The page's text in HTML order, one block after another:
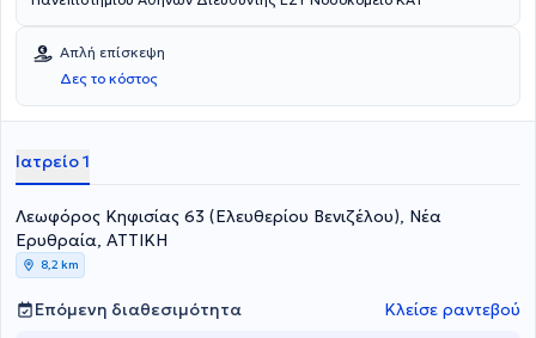
Απλή επίσκεψη
Δες το κόστος
Ιατρείο 1
Λεωφόρος Κηφισίας 63 (Ελευθερίου Βενιζέλου), Νέα
Ερυθραία, ΑΤΤΙΚΗ
8,2 km
Επόμενη διαθεσιμότητα Κλείσε ραντεβού